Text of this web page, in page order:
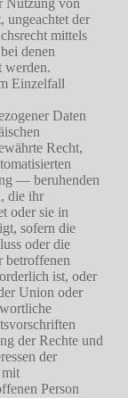
ungeachtet der
mittels
denen
werden.
Einzelfall
Daten
Recht,
— beruhenden
die ihr
oder sie in
sofern die
oder die
betroffenen
ist, oder
Union oder
der Rechte und
der
mit
Person